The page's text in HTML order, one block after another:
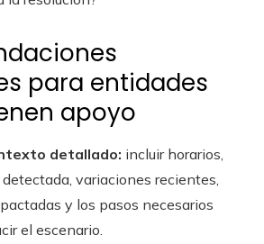
para entidades
apoyo
detallado: incluir horarios,
variaciones recientes,
y los pasos necesarios
el escenario.